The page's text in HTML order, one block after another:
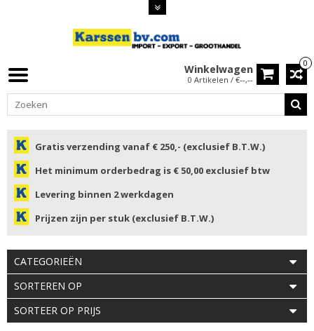
0
Winkelwagen
0 Artikelen / €--,--
Gratis verzending vanaf € 250,- (exclusief B.T.W.)
Het minimum orderbedrag is € 50,00 exclusief btw
Levering binnen 2 werkdagen
Prijzen zijn per stuk (exclusief B.T.W.)
CATEGORIEËN
SORTEREN OP
SORTEER OP PRIJS